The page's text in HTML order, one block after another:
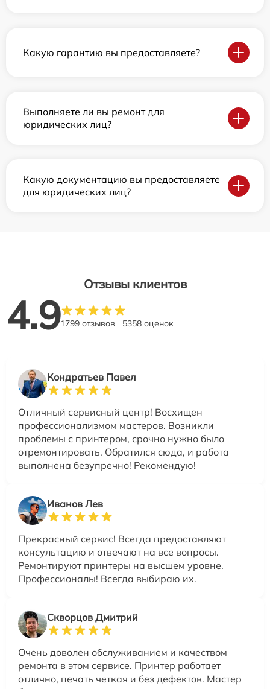
Какую гарантию вы предоставляете?
Выполняете ли вы ремонт для
юридических лиц?
Какую документацию вы предоставляете
для юридических лиц?
Отзывы клиентов
4.91799 отзывов 5358 оценок
Кондратьев Павел
Отличный сервисный центр! Восхищен
профессионализмом мастеров. Возникли
проблемы с принтером, срочно нужно было
отремонтировать. Обратился сюда, и работа
выполнена безупречно! Рекомендую!
Иванов Лев
Прекрасный сервис! Всегда предоставляют
консультацию и отвечают на все вопросы.
Ремонтируют принтеры на высшем уровне.
Профессионалы! Всегда выбираю их.
Скворцов Дмитрий
Очень доволен обслуживанием и качеством
ремонта в этом сервисе. Принтер работает
отлично, печать четкая и без дефектов. Мастер